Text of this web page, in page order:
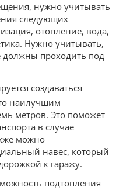
нужно учитывать
следующих
отопление, вода,
Нужно учитывать,
проходить под
создаваться
наилучшим
метров. Это поможет
в случае
можно
навес, который
к гаражу.
подтопления